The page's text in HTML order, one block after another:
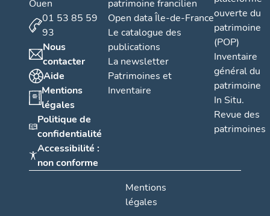
Ouen
01 53 85 59
93
Nous
contacter
Aide
Mentions
légales
Politique de
confidentialité
Accessibilité :
non conforme
patrimoine francilien
Open data Île-de-France
Le catalogue des
publications
La newsletter
Patrimoines et
Inventaire
ouverte du
patrimoine
(POP)
Inventaire
général du
patrimoine
In Situ.
Revue des
patrimoines
Mentions
légales